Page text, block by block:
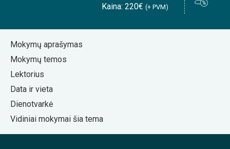
Kaina: 220€ (+ PVM)
Mokymų aprašymas
Mokymų temos
Lektorius
Data ir vieta
Dienotvarkė
Vidiniai mokymai šia tema